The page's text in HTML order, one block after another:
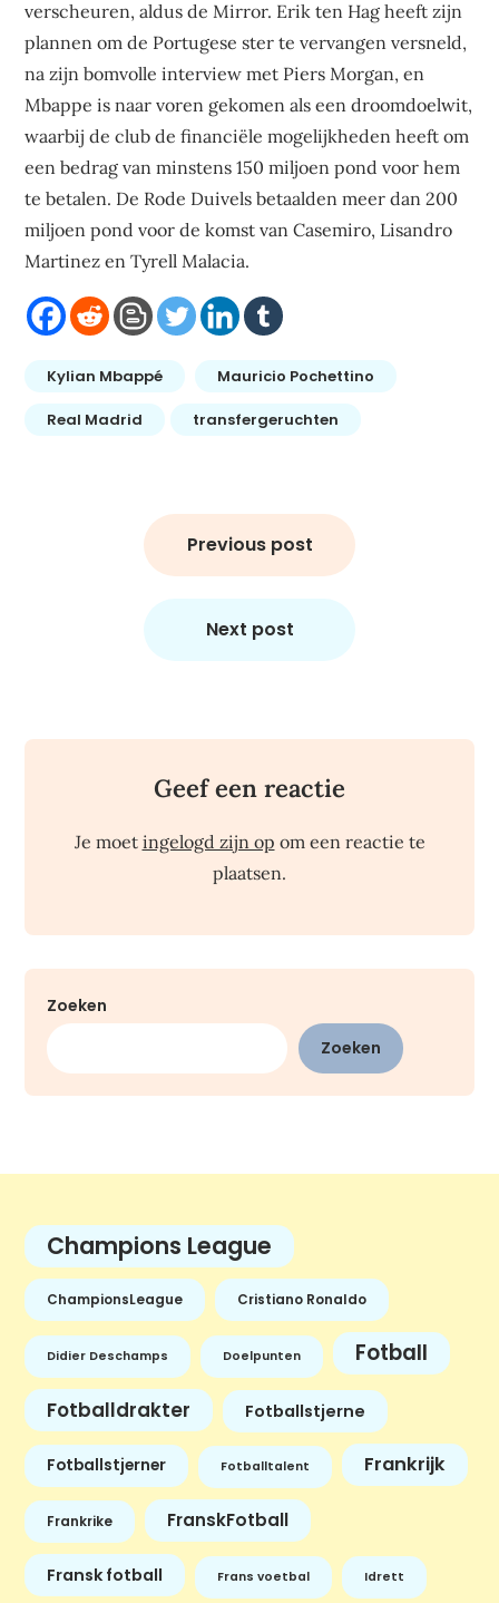
verscheuren, aldus de Mirror. Erik ten Hag heeft zijn
plannen om de Portugese ster te vervangen versneld,
na zijn bomvolle interview met Piers Morgan, en
Mbappe is naar voren gekomen als een droomdoelwit,
waarbij de club de financiële mogelijkheden heeft om
een bedrag van minstens 150 miljoen pond voor hem
te betalen. De Rode Duivels betaalden meer dan 200
miljoen pond voor de komst van Casemiro, Lisandro
Martinez en Tyrell Malacia.
Kylian Mbappé Mauricio Pochettino
Real Madrid transfergeruchten
Previous post
Next post
Geef een reactie
Je moet ingelogd zijn op om een reactie te
plaatsen.
Zoeken
Zoeken
Champions League
ChampionsLeague Cristiano Ronaldo
Didier Deschamps Doelpunten Fotball
Fotballdrakter Fotballstjerne
Fotballstjerner Fotballtalent Frankrijk
Frankrike FranskFotball
Fransk fotball Frans voetbal Idrett